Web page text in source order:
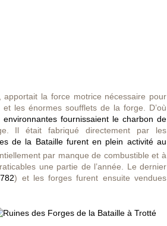
apportait la force motrice nécessaire pour
les énormes soufflets de la forge. D’où
environnantes fournissaient le charbon de
Il était fabriqué directement par les
de la Bataille furent en plein activité au
par manque de combustible et à
une partie de l’année. Le dernier
) et les forges furent ensuite vendues